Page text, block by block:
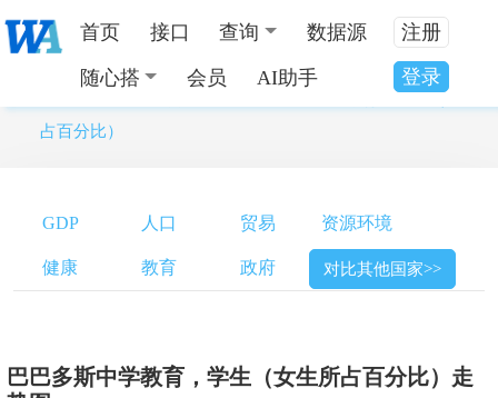
首页 接口 查询 数据源
随心搭 会员 AI助手
注册
登录
占百分比）
GDP 人口 贸易 资源环境
健康 教育 政府 对比其他国家>>
巴巴多斯中学教育，学生（女生所占百分比）走